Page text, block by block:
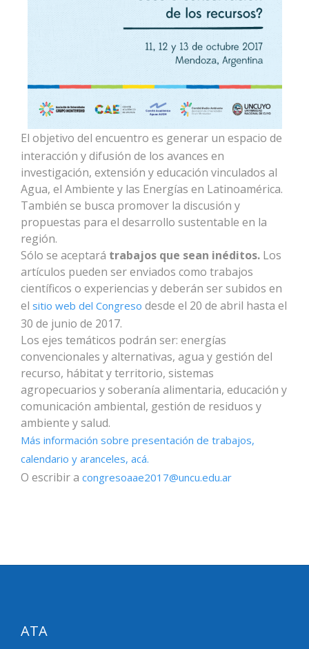
El objetivo del encuentro es generar un espacio de
interacción y difusión de los avances en
investigación, extensión y educación vinculados al
Agua, el Ambiente y las Energías en Latinoamérica.
También se busca promover la discusión y
propuestas para el desarrollo sustentable en la
región.
Sólo se aceptará trabajos que sean inéditos. Los
artículos pueden ser enviados como trabajos
científicos o experiencias y deberán ser subidos en
el sitio web del Congreso desde el 20 de abril hasta el
30 de junio de 2017.
Los ejes temáticos podrán ser: energías
convencionales y alternativas, agua y gestión del
recurso, hábitat y territorio, sistemas
agropecuarios y soberanía alimentaria, educación y
comunicación ambiental, gestión de residuos y
ambiente y salud.
Más información sobre presentación de trabajos,
calendario y aranceles, acá.
O escribir a congresoaae2017@uncu.edu.ar
ATA